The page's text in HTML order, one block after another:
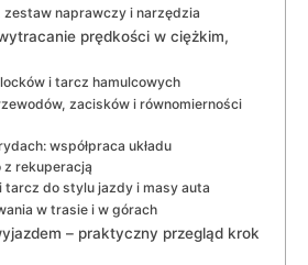
zestaw naprawczy i narzędzia
prędkości w ciężkim,
i tarcz hamulcowych
zacisków i równomierności
współpraca układu
z rekuperacją
tarcz do stylu jazdy i masy auta
w trasie i w górach
– praktyczny przegląd krok